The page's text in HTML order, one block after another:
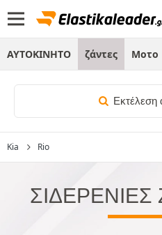
ΑΥΤΟΚΙΝΗΤΟ ζάντες Μοτο
Εκτέλεση
Kia Rio